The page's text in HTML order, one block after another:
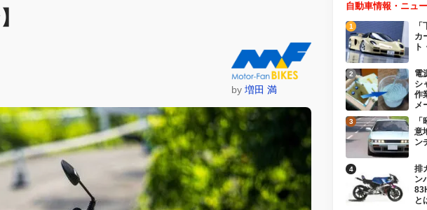
by増田 満
自動車情報・ニュ
カ
電
シ
作
メ
意
ン
排
ン
と